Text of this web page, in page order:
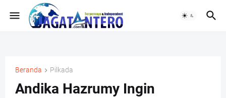
Beranda Pilkada
Andika Hazrumy Ingin